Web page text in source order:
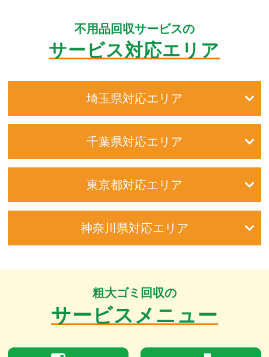
不用品回収サービスの
サービス対応エリア
埼玉県対応エリア
千葉県対応エリア
東京都対応エリア
神奈川県対応エリア
粗大ゴミ回収の
サービスメニュー